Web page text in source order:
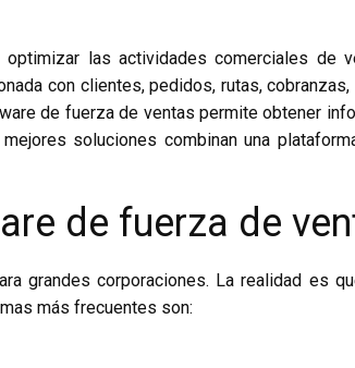
las actividades comerciales de
con clientes, pedidos, rutas, cobranzas,
de fuerza de ventas permite obtener
soluciones combinan una
de fuerza de
grandes corporaciones. La realidad es
más frecuentes son: